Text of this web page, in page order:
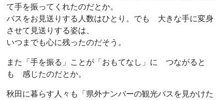
て手を振ってくれたのだとか。
バスをお見送りする人数はひとり。でも 大きな手に変身
させて見送りする姿は、
いつまでも心に残ったのだそう。
また「手を振る」ことが「おもてなし」に つながると
も 感じたのだとか。
秋田に暮らす人々も「県外ナンバーの観光バスを見かけた